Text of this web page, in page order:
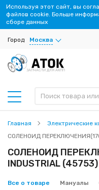
Город Москва
ЗАПЧАСТИ ДЛЯ АКПП
Главная
Электрические
СОЛЕНОИД
СОЛЕНОИД
INDUSTRIAL (45753)
Все о товаре Мануалы
Используя этот сайт, вы
файлов cookie. Больше
сборе данных